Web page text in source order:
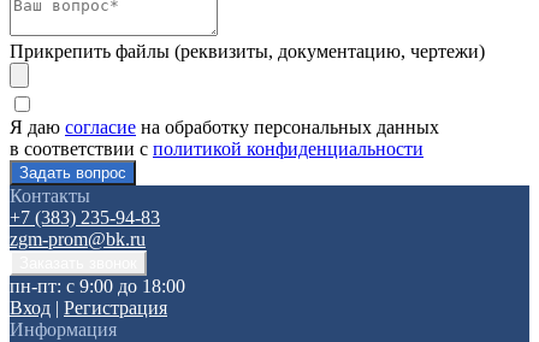
Прикрепить файлы (реквизиты, документацию, чертежи)
Я даю согласие на обработку персональных данных
в соответствии с политикой конфиденциальности
Контакты
+7 (383) 235-94-83
zgm-prom@bk.ru
пн-пт: с 9:00 до 18:00
Вход | Регистрация
Информация